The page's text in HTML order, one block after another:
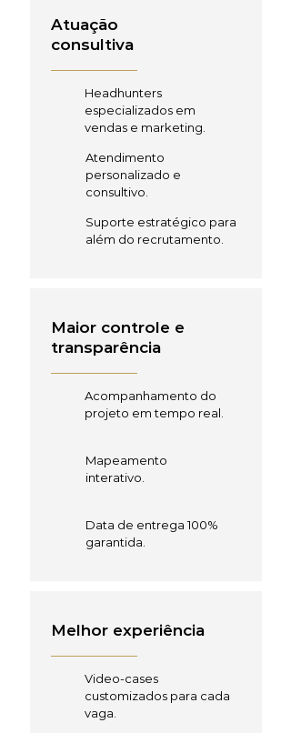
Atuação
consultiva
Headhunters
especializados em
vendas e marketing.
Atendimento
personalizado e
consultivo.
Suporte estratégico para
além do recrutamento.
Maior controle e
transparência
Acompanhamento do
projeto em tempo real.
Mapeamento
interativo.
Data de entrega 100%
garantida.
Melhor experiência
Video-cases
customizados para cada
vaga.